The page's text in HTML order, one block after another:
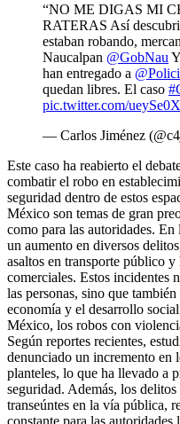
“NO ME DIGAS MI
RATERAS Así
estaban robando,
Naucalpan @GobNau
han entregado a
quedan libres. El caso
pic.twitter.com/
— Carlos Jiménez
Este caso ha reabierto el
combatir el robo en
seguridad dentro de estos
México son temas de gran
como para las autoridades.
un aumento en diversos
asaltos en transporte público
comerciales. Estos incidentes
las personas, sino que
economía y el desarrollo
México, los robos con
Según reportes recientes,
denunciado un incremento en
planteles, lo que ha llevado a
seguridad. Además, los
transeúntes en la vía pública,
constante para las